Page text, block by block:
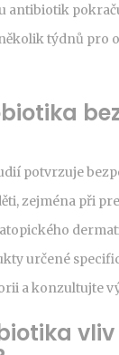
antibiotik
týdnů pro
potvrzuje
zejména při
určené
a konzultujte
vliv